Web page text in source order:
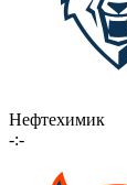
Нефтехимик
-:-